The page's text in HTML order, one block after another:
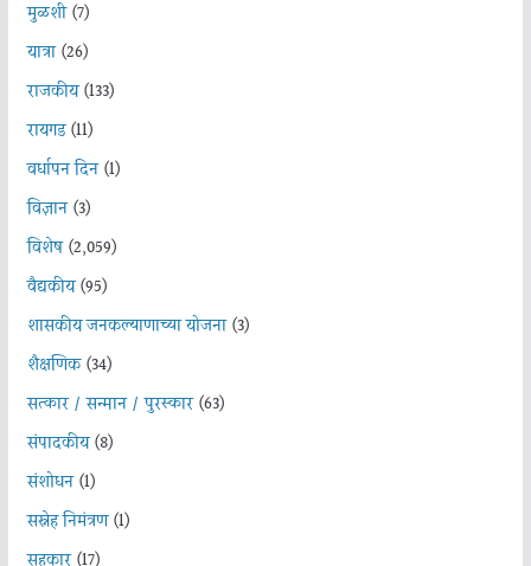
मुळशी(7)
यात्रा(26)
राजकीय(133)
रायगड(11)
वर्धापन दिन(1)
विज्ञान(3)
विशेष(2,059)
वैद्यकीय(95)
शासकीय जनकल्याणाच्या योजना(3)
शैक्षणिक(34)
सत्कार / सन्मान / पुरस्कार(63)
संपादकीय(8)
संशोधन(1)
सस्नेह निमंत्रण(1)